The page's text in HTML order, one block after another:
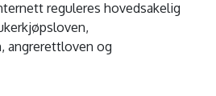
reguleres hovedsakelig
angrerettloven og